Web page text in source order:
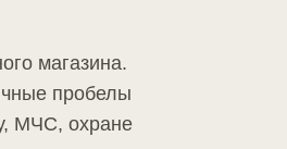
магазина.
пробелы
МЧС, охране